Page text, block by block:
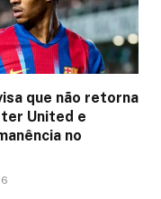
que não retorna
United e
no